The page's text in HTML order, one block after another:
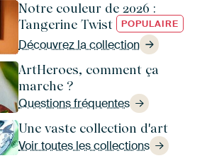
Notre couleur de 2026 :
Tangerine Twist
POPULAIRE
Découvrez la collection
ArtHeroes, comment ça
marche ?
Questions fréquentes
Une vaste collection d'art
Voir toutes les collections